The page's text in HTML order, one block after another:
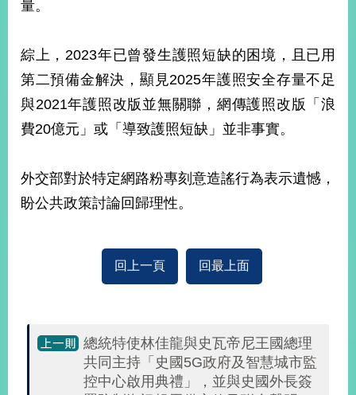
導
於
新
中
心
交
資
訊
量。
綜上，2023年已曾發生護照短缺的困境，且已用
第二預備金解決，顯見2025年護照安全存量不足
與2021年護照改版並無關聯，網傳護照改版「浪
費20億元」或「導致護照短缺」並非事實。
外交部對於特定網路粉專刻意造謠行為表示遺憾，
盼公共政策討論回歸理性。
回上一頁 回最上面
總統特使林佳龍與史瓦帝尼王國總理
共同主持「史國5G政府及智慧城市監
控中心啟用典禮」，並與史國外長簽